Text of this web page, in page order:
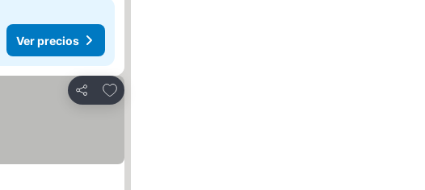
Ver precios
Compartir
Agregar a favoritos